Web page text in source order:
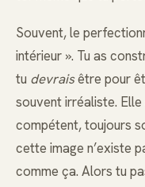
Souvent, le
intérieur ». Tu as
tu devraisêtre pour
souvent irréaliste.
compétent, toujours
cette image n’existe
comme ça. Alors tu